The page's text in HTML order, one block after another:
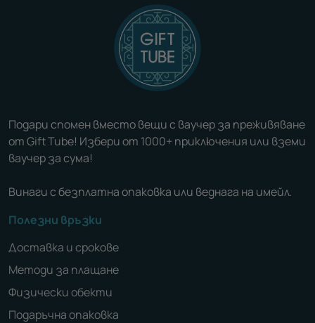
Подари спомен вместо вещи с ваучер за преживяване
от Gift Tube! Избери от 1000+ приключения или вземи
ваучер за сума!
Винаги с безплатна опаковка или веднага на имейл.
Полезни връзки
Доставка и срокове
Методи за плащане
Физически обекти
Подаръчна опаковка